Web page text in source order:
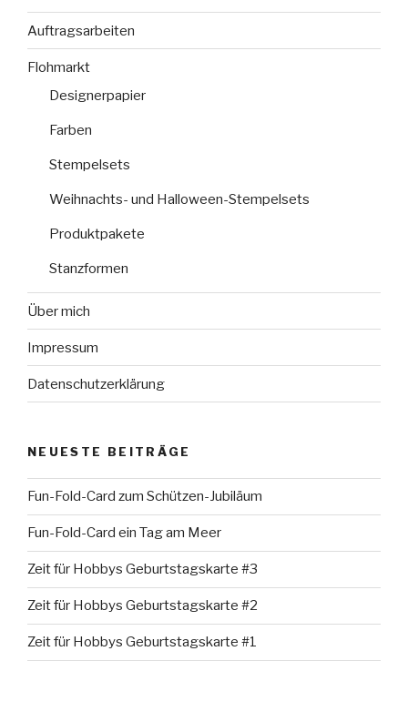
Auftragsarbeiten
Flohmarkt
Designerpapier
Farben
Stempelsets
Weihnachts- und Halloween-Stempelsets
Produktpakete
Stanzformen
Über mich
Impressum
Datenschutzerklärung
NEUESTE BEITRÄGE
Fun-Fold-Card zum Schützen-Jubiläum
Fun-Fold-Card ein Tag am Meer
Zeit für Hobbys Geburtstagskarte #3
Zeit für Hobbys Geburtstagskarte #2
Zeit für Hobbys Geburtstagskarte #1